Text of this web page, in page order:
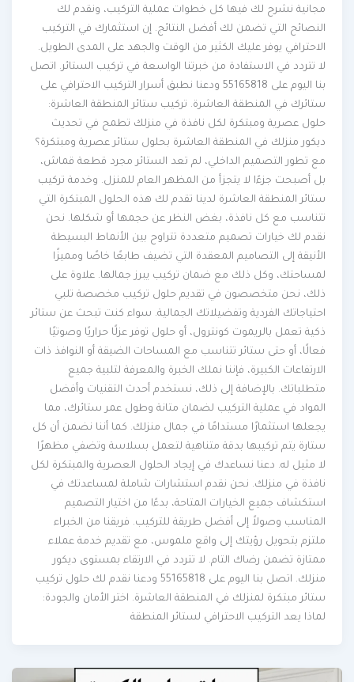
مجانية نشرح لك فيها كل خطوات عملية التركيب، ونقدم لك
النصائح التي تضمن لك أفضل النتائج. إن استثمارك في التركيب
الاحترافي يوفر عليك الكثير من الوقت والجهد على المدى الطويل.
لا تتردد في الاستفادة من خبرتنا الواسعة في تركيب الستائر. اتصل
بنا اليوم على 55165818 ودعنا نطبق أسرار التركيب الاحترافي على
ستائرك في المنطقة العاشرة. تركيب ستائر المنطقة العاشرة:
حلول عصرية ومبتكرة لكل نافذة في منزلك تطمح في تحديث
ديكور منزلك في المنطقة العاشرة بحلول ستائر عصرية ومبتكرة؟
مع تطور التصميم الداخلي، لم تعد الستائر مجرد قطعة قماش،
بل أصبحت جزءًا لا يتجزأ من المظهر العام للمنزل. وخدمة تركيب
ستائر المنطقة العاشرة لدينا تقدم لك هذه الحلول المبتكرة التي
تتناسب مع كل نافذة، بغض النظر عن حجمها أو شكلها. نحن
نقدم لك خيارات تصميم متعددة تتراوح بين الأنماط البسيطة
الأنيقة إلى التصاميم المعقدة التي تضيف طابعًا خاصًا ومميزًا
لمساحتك، وكل ذلك مع ضمان تركيب يبرز جمالها. علاوة على
ذلك، نحن متخصصون في تقديم حلول تركيب مخصصة تلبي
احتياجاتك الفردية وتفضيلاتك الجمالية. سواء كنت تبحث عن ستائر
ذكية تعمل بالريموت كونترول، أو حلول توفر عزلًا حراريًا وصوتيًا
فعالًا، أو حتى ستائر تتناسب مع المساحات الضيقة أو النوافذ ذات
الارتفاعات الكبيرة، فإننا نملك الخبرة والمعرفة لتلبية جميع
متطلباتك. بالإضافة إلى ذلك، نستخدم أحدث التقنيات وأفضل
المواد في عملية التركيب لضمان متانة وطول عمر ستائرك، مما
يجعلها استثمارًا مستدامًا في جمال منزلك. كما أننا نضمن أن كل
ستارة يتم تركيبها بدقة متناهية لتعمل بسلاسة وتضفي مظهرًا
لا مثيل له. دعنا نساعدك في إيجاد الحلول العصرية والمبتكرة لكل
نافذة في منزلك. نحن نقدم استشارات شاملة لمساعدتك في
استكشاف جميع الخيارات المتاحة، بدءًا من اختيار التصميم
المناسب وصولاً إلى أفضل طريقة للتركيب. فريقنا من الخبراء
ملتزم بتحويل رؤيتك إلى واقع ملموس، مع تقديم خدمة عملاء
ممتازة تضمن رضاك التام. لا تتردد في الارتقاء بمستوى ديكور
منزلك. اتصل بنا اليوم على 55165818 ودعنا نقدم لك حلول تركيب
ستائر مبتكرة لمنزلك في المنطقة العاشرة. اختر الأمان والجودة:
لماذا يعد التركيب الاحترافي لستائر المنطقة